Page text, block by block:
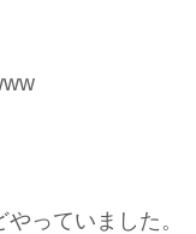
っていました。